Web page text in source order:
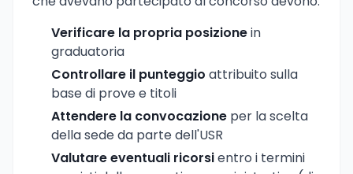
Verificare la propria posizionein
graduatoria
Controllare il punteggio attribuito sulla
base di prove e titoli
Attendere la convocazione per la scelta
della sede da parte dell'USR
Valutare eventuali ricorsientro i termini